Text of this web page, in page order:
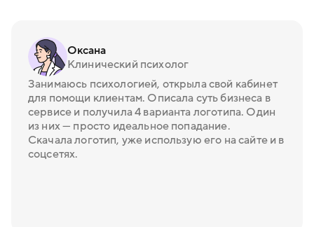
Оксана
Клинический психолог
Занимаюсь психологией, открыла свой кабинет
для помощи клиентам. Описала суть бизнеса в
сервисе и получила 4 варианта логотипа. Один
из них — просто идеальное попадание.
Скачала логотип, уже использую его на сайте и в
соцсетях.